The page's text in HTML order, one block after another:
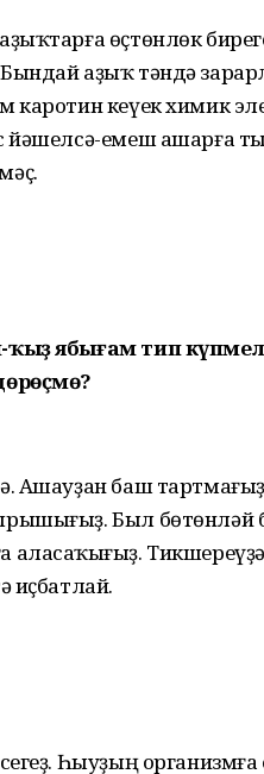
өҫтөнлөк
аҙыҡ тәндә
каротин кеүек химик
йәшелсә-емеш ашарға
ҡыҙ ябығам тип
Ашауҙан баш
Был бөтөнләй
аласаҡһығыҙ.
иҫбатлай.
Һыуҙың организмға